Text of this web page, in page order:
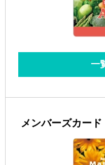
一
メンバーズカード